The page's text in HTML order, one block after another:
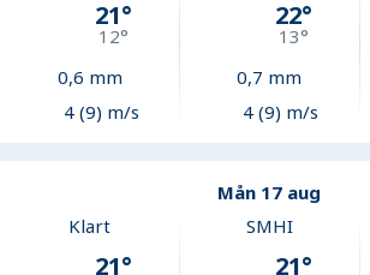
21°
12°
0,6 mm
4 (9) m/s
22°
13°
0,7 mm
4 (9) m/s
Mån 17 aug
Klart
21°
SMHI
21°